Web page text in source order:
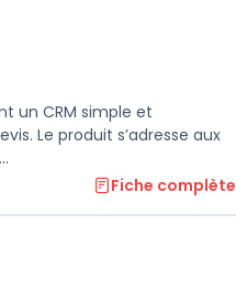
un CRM simple et
Le produit s’adresse aux
Fiche complète